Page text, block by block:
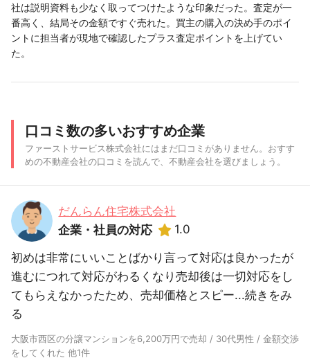
社は説明資料も少なく取ってつけたような印象だった。査定が一
番高く、結局その金額ですぐ売れた。買主の購入の決め手のポイ
ントに担当者が現地で確認したプラス査定ポイントを上げてい
た。
口コミ数の多いおすすめ企業
ファーストサービス株式会社にはまだ口コミがありません。おすす
めの不動産会社の口コミを読んで、不動産会社を選びましょう。
だんらん住宅株式会社
企業・社員の対応
1.0
初めは非常にいいことばかり言って対応は良かったが
進むにつれて対応がわるくなり売却後は一切対応をし
てもらえなかったため、売却価格とスピー...続きをみ
る
大阪市西区の分譲マンションを6,200万円で売却 / 30代男性 / 金額交渉
をしてくれた 他1件